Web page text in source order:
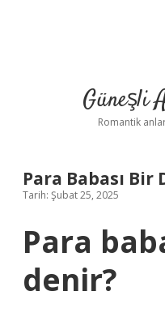
Güneşli
Romantik
Para Babası Bir
Tarih: Şubat 25, 2025
Para
denir?